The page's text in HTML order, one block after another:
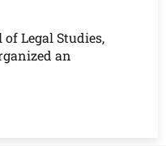
of Legal Studies,
an